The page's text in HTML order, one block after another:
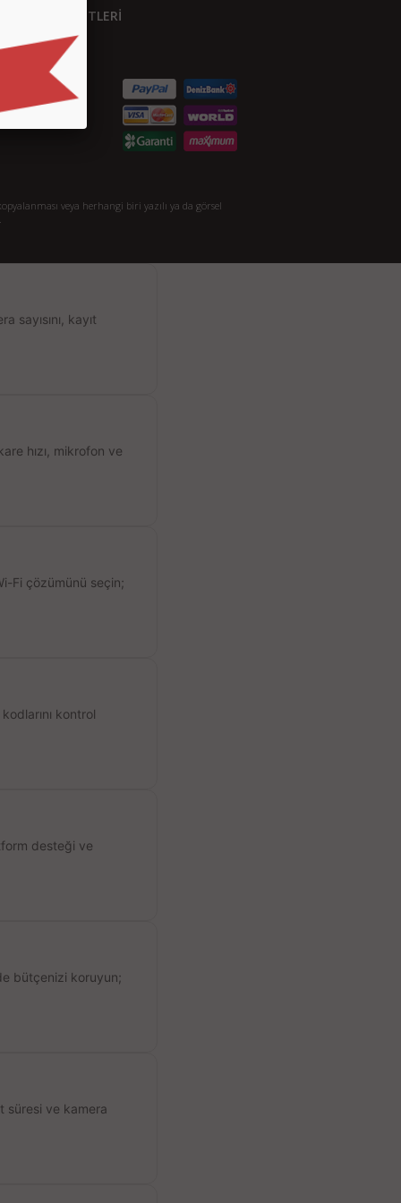
HİZMETLERİ
Arama
veya herhangi biri yazılı ya da görsel
kayıt
hızı, mikrofon ve
Fi çözümünü seçin;
kontrol
desteği ve
bütçenizi koruyun;
süresi ve kamera